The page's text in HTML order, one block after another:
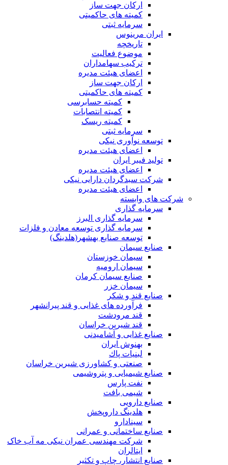
ارکان جهت ساز
کمیته های حاکمیتی
سرمایه ثبتی
ایران مرینوس
تاریخچه
موضوع فعالیت
ترکیب سهامداران
اعضای هیئت مدیره
ارکان جهت ساز
کمیته های حاکمیتی
کمیته حسابرسی
کمیته انتصابات
کمیته ریسک
سرمایه ثبتی
توسعه نوآوری نیکی
اعضای هیئت مدیره
تولید فیبر ایران
اعضای هیئت مدیره
شرکت سبدگردان دارایی نیکی
اعضای هیئت مدیره
شرکت های وابسته
سرمایه گذاری
سرمایه گذاری البرز
سرمایه گذاری توسعه معادن و فلزات
توسعه‌ صنایع‌ بهشهر(هلدینگ)
صنایع سیمان
سیمان خوزستان
سیمان ارومیه
صنایع سیمان کرمان
سیمان خزر
صنایع قند و شکر
فرآورده های غذایی و قند پیرانشهر
قند مرودشت
قند شیرین خراسان
صنایع غذايی و آشاميدنی
بهنوش ایران
لبنيات پاك
صنعتی و کشاورزی شیرین خراسان
صنایع شیمیایی و پتروشیمی
نفت پارس
شیمی بافت
صنایع دارویی
هلدینگ داروپخش
سینادارو
صنایع ساختمانی و عمرانی
شرکت مهندسی عمران نیکی مه آب خاک
ایتالران
صنایع انتشار، چاپ و تکثير